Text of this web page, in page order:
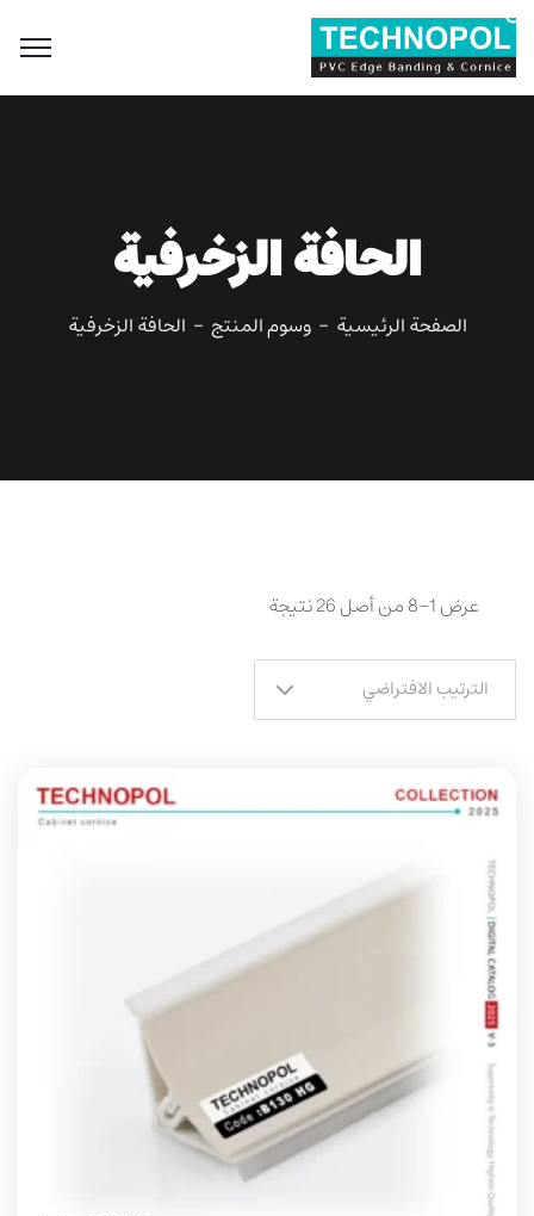
Search
for:
Search Button
الحافة الزخرفية
الصفحة الرئيسية وسوم المنتج الحافة الزخرفية
عرض 1–8 من أصل 26 نتيجة
الترتيب الافتراضي